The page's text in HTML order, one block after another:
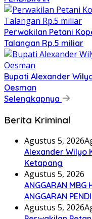
Perwakilan Petani
Talangan Rp.5 miliar
Bupati Alexander
Oesman
Selengkapnya
Berita Kriminal
Agustus 5, 2026
Alexander Wilyo
Ketapang
Agustus 5, 2026
ANGGARAN MBG
ANGGARAN
Agustus 5, 2026